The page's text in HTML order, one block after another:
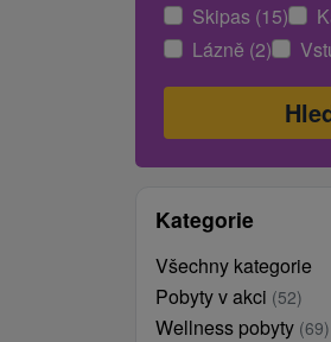
Skipas (15)
Lázně (2)
Kategorie
Všechny kategorie
Pobyty v akci (52)
Wellness pobyty (69)